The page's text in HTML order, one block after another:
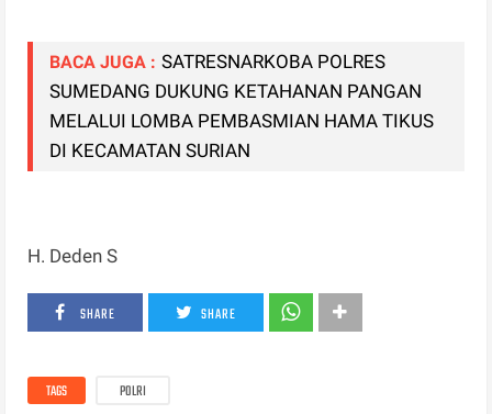
BACA JUGA : SATRESNARKOBA POLRES
SUMEDANG DUKUNG KETAHANAN PANGAN
MELALUI LOMBA PEMBASMIAN HAMA TIKUS
DI KECAMATAN SURIAN
H. Deden S
SHARE SHARE
TAGS POLRI